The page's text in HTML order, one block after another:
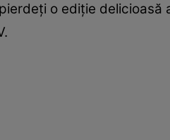
o ediţie delicioasă